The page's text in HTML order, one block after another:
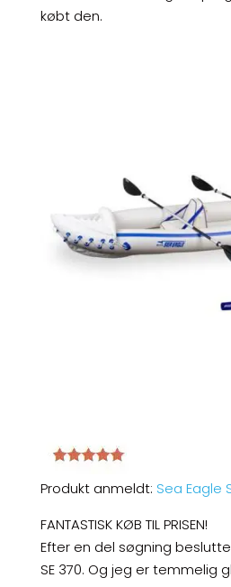
købt den.
Produkt anmeldt: Sea Eagle
FANTASTISK KØB TIL PRISEN!
Efter en del søgning
SE 370. Og jeg er temmelig